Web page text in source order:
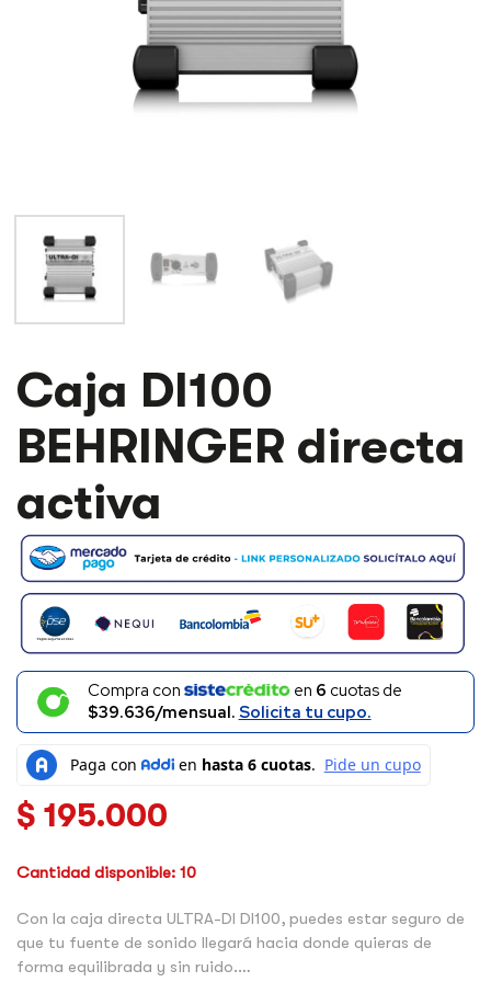
Caja DI100
BEHRINGER directa
activa
Compra con en 6 cuotas de
$39.636/mensual. Solicita tu cupo.
$ 195.000
Cantidad disponible: 10
Con la caja directa ULTRA-DI DI100, puedes estar seguro de
que tu fuente de sonido llegará hacia donde quieras de
forma equilibrada y sin ruido.
CAJA
DI100
BEHRINGER
DIRECTA
ACTIVA